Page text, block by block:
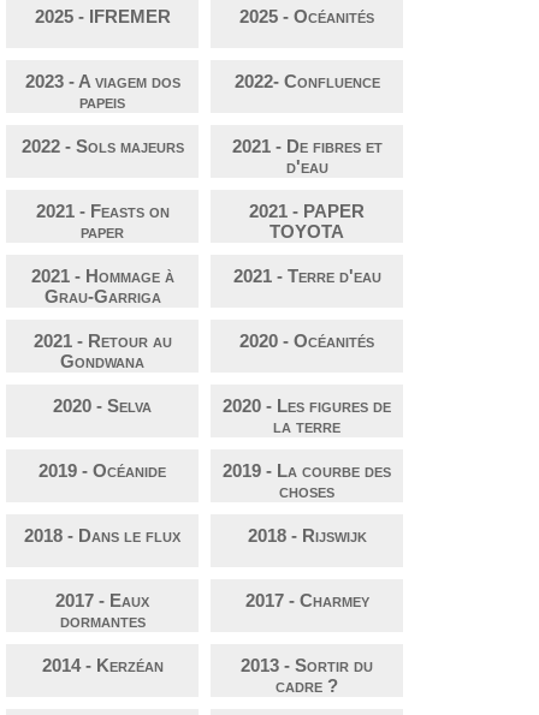
2025 - IFREMER 2025 - Océanités
2023 - A viagem dos
papeis
2022- Confluence
2022 - Sols majeurs
2021 - De fibres et
d'eau
2021 - Feasts on
paper
2021 - PAPER
TOYOTA
2021 - Hommage à
Grau-Garriga
2021 - Terre d'eau
2021 - Retour au
Gondwana
2020 - Océanités
2020 - Selva
2020 - Les figures de
la terre
2019 - Océanide
2019 - La courbe des
choses
2018 - Dans le flux 2018 - Rijswijk
2017 - Eaux
dormantes
2017 - Charmey
2014 - Kerzéan
2013 - Sortir du
cadre ?